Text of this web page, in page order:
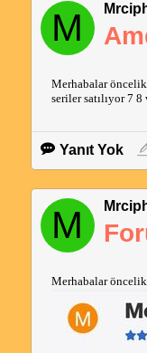
M
Merhabalar
seriler satılıyor 7
Yanıt Yok
M
Merhabalar